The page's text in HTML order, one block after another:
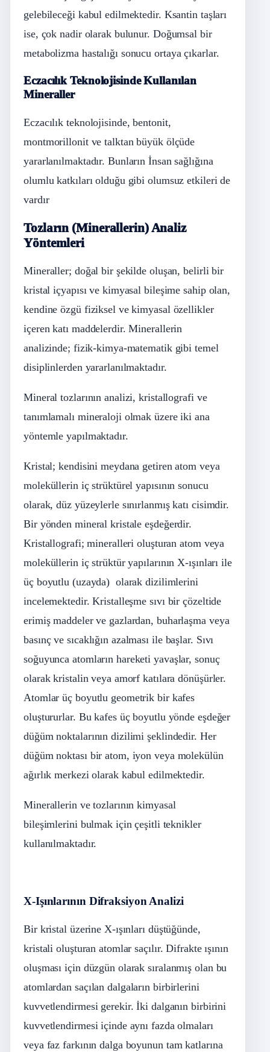
gelebileceği kabul edilmektedir. Ksantin taşları
ise, çok nadir olarak bulunur. Doğumsal bir
metabolizma hastalığı sonucu ortaya çıkarlar.
Eczacılık Teknolojisinde Kullanılan
Mineraller
Eczacılık teknolojisinde, bentonit,
montmorillonit ve talktan büyük ölçüde
yararlanılmaktadır. Bunların İnsan sağlığına
olumlu katkıları olduğu gibi olumsuz etkileri de
vardır
Tozların (Minerallerin) Analiz
Yöntemleri
Mineraller; doğal bir şekilde oluşan, belirli bir
kristal içyapısı ve kimyasal bileşime sahip olan,
kendine özgü fiziksel ve kimyasal özellikler
içeren katı maddelerdir. Minerallerin
analizinde; fizik-kimya-matematik gibi temel
disiplinlerden yararlanılmaktadır.
Mineral tozlarının analizi, kristallografi ve
tanımlamalı mineraloji olmak üzere iki ana
yöntemle yapılmaktadır.
Kristal; kendisini meydana getiren atom veya
moleküllerin iç strüktürel yapısının sonucu
olarak, düz yüzeylerle sınırlanmış katı cisimdir.
Bir yönden mineral kristale eşdeğerdir.
Kristallografi; mineralleri oluşturan atom veya
moleküllerin iç strüktür yapılarının X-ışınları ile
üç boyutlu (uzayda) olarak dizilimlerini
incelemektedir. Kristalleşme sıvı bir çözeltide
erimiş maddeler ve gazlardan, buharlaşma veya
basınç ve sıcaklığın azalması ile başlar. Sıvı
soğuyunca atomların hareketi yavaşlar, sonuç
olarak kristalin veya amorf katılara dönüşürler.
Atomlar üç boyutlu geometrik bir kafes
oluştururlar. Bu kafes üç boyutlu yönde eşdeğer
düğüm noktalarının dizilimi şeklindedir. Her
düğüm noktası bir atom, iyon veya molekülün
ağırlık merkezi olarak kabul edilmektedir.
Minerallerin ve tozlarının kimyasal
bileşimlerini bulmak için çeşitli teknikler
kullanılmaktadır.
X-Işınlarının Difraksiyon Analizi
Bir kristal üzerine X-ışınları düştüğünde,
kristali oluşturan atomlar saçılır. Difrakte ışının
oluşması için düzgün olarak sıralanmış olan bu
atomlardan saçılan dalgaların birbirlerini
kuvvetlendirmesi gerekir. İki dalganın birbirini
kuvvetlendirmesi içinde aynı fazda olmaları
veya faz farkının dalga boyunun tam katlarına